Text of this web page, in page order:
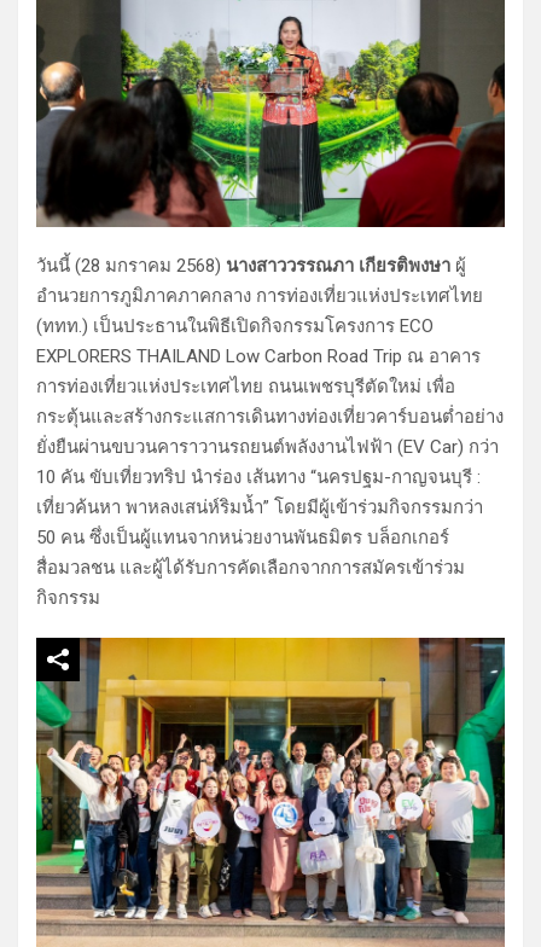
วันนี้ (28 มกราคม 2568) นางสาววรรณภา เกียรติพงษา ผู้
อำนวยการภูมิภาคภาคกลาง การท่องเที่ยวแห่งประเทศไทย
(ททท.) เป็นประธานในพิธีเปิดกิจกรรมโครงการ ECO
EXPLORERS THAILAND Low Carbon Road Trip ณ อาคาร
การท่องเที่ยวแห่งประเทศไทย ถนนเพชรบุรีตัดใหม่ เพื่อ
กระตุ้นและสร้างกระแสการเดินทางท่องเที่ยวคาร์บอนต่ำอย่าง
ยั่งยืนผ่านขบวนคาราวานรถยนต์พลังงานไฟฟ้า (EV Car) กว่า
10 คัน ขับเที่ยวทริป นำร่อง เส้นทาง “นครปฐม-กาญจนบุรี :
เที่ยวค้นหา พาหลงเสน่ห์ริมน้ำ” โดยมีผู้เข้าร่วมกิจกรรมกว่า
50 คน ซึ่งเป็นผู้แทนจากหน่วยงานพันธมิตร บล็อกเกอร์
สื่อมวลชน และผู้ได้รับการคัดเลือกจากการสมัครเข้าร่วม
กิจกรรม